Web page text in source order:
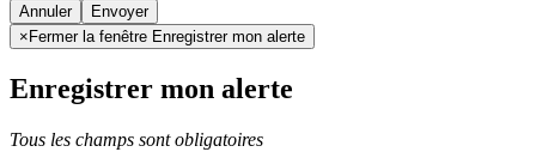
Annuler
× Fermer la fenêtre Enregistrer mon alerte
Enregistrer mon alerte
Tous les champs sont obligatoires